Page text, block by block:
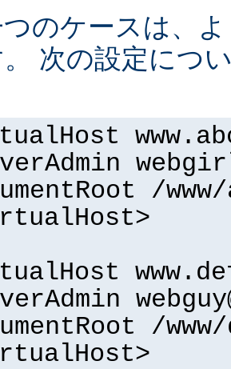
つのケースは、
次の設定につ
/
/